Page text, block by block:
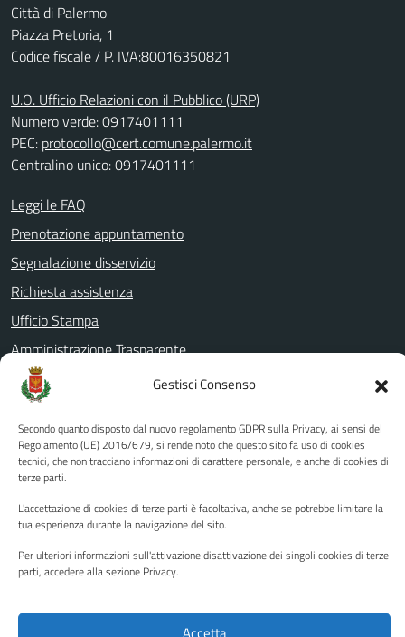
Gestisci Consenso
Secondo quanto disposto dal nuovo regolamento GDPR sulla Privacy, ai sensi del
Regolamento (UE) 2016/679, si rende noto che questo sito fa uso di cookies
tecnici, che non tracciano informazioni di carattere personale, e anche di cookies di
terze parti.
L'accettazione di cookies di terze parti è facoltativa, anche se potrebbe limitare la
tua esperienza durante la navigazione del sito.
Per ulteriori informazioni sull'attivazione disattivazione dei singoli cookies di terze
parti, accedere alla sezione Privacy.
Accetta
Città di Palermo
Piazza Pretoria, 1
Codice fiscale / P. IVA:80016350821
U.O. Ufficio Relazioni con il Pubblico (URP)
Numero verde: 0917401111
PEC: protocollo@cert.comune.palermo.it
Centralino unico: 0917401111
Leggi le FAQ
Prenotazione appuntamento
Segnalazione disservizio
Richiesta assistenza
Ufficio Stampa
Amministrazione Trasparente
Albo pretorio
Informativa privacy
Note legali
Dichiarazione di accessibilità
SEGUICI SU